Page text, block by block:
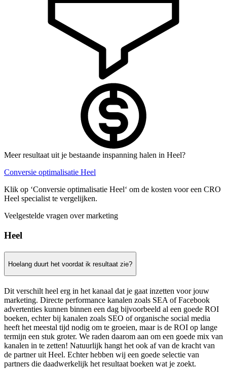
Meer resultaat uit je bestaande inspanning halen in Heel?
Conversie optimalisatie Heel
Klik op ‘Conversie optimalisatie Heel‘ om de kosten voor een CRO
Heel specialist te vergelijken.
Veelgestelde vragen over marketing
Heel
Hoelang duurt het voordat ik resultaat zie?
Dit verschilt heel erg in het kanaal dat je gaat inzetten voor jouw
marketing. Directe performance kanalen zoals SEA of Facebook
advertenties kunnen binnen een dag bijvoorbeeld al een goede ROI
boeken, echter bij kanalen zoals SEO of organische social media
heeft het meestal tijd nodig om te groeien, maar is de ROI op lange
termijn een stuk groter. We raden daarom aan om een goede mix van
kanalen in te zetten! Natuurlijk hangt het ook af van de kracht van
de partner uit Heel. Echter hebben wij een goede selectie van
partners die daadwerkelijk het resultaat boeken wat je zoekt.